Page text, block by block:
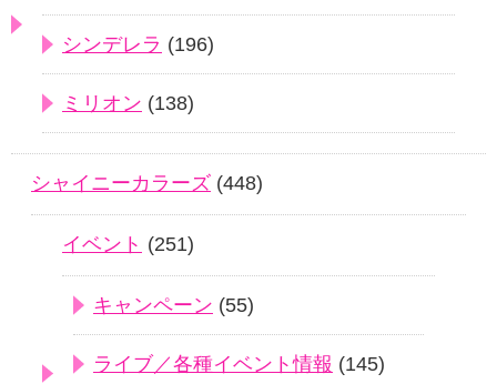
シンデレラ (196)
ミリオン (138)
シャイニーカラーズ (448)
イベント (251)
キャンペーン (55)
ライブ／各種イベント情報 (145)